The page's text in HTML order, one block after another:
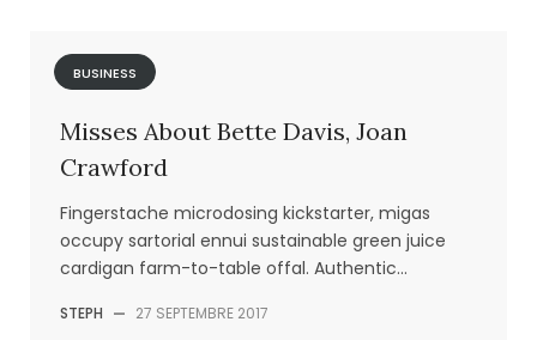
BUSINESS
Misses About Bette Davis, Joan
Crawford
Fingerstache microdosing kickstarter, migas
occupy sartorial ennui sustainable green juice
cardigan farm-to-table offal. Authentic...
STEPH — 27 SEPTEMBRE 2017